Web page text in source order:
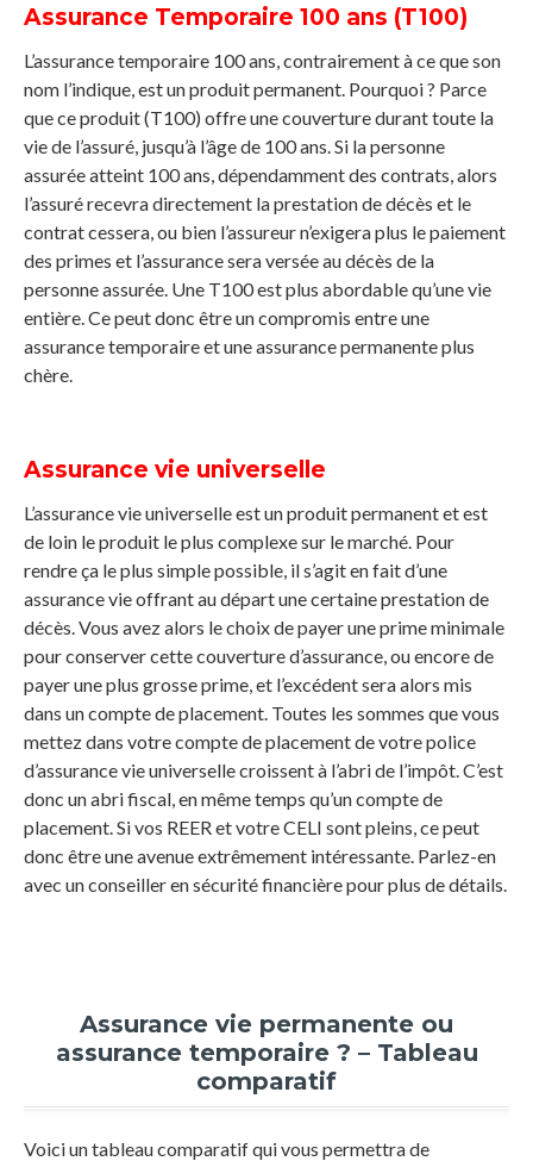
Assurance Temporaire 100 ans (T100)
L’assurance temporaire 100 ans, contrairement à ce que son
nom l’indique, est un produit permanent. Pourquoi ? Parce
que ce produit (T100) offre une couverture durant toute la
vie de l’assuré, jusqu’à l’âge de 100 ans. Si la personne
assurée atteint 100 ans, dépendamment des contrats, alors
l’assuré recevra directement la prestation de décès et le
contrat cessera, ou bien l’assureur n’exigera plus le paiement
des primes et l’assurance sera versée au décès de la
personne assurée. Une T100 est plus abordable qu’une vie
entière. Ce peut donc être un compromis entre une
assurance temporaire et une assurance permanente plus
chère.
Assurance vie universelle
L’assurance vie universelle est un produit permanent et est
de loin le produit le plus complexe sur le marché. Pour
rendre ça le plus simple possible, il s’agit en fait d’une
assurance vie offrant au départ une certaine prestation de
décès. Vous avez alors le choix de payer une prime minimale
pour conserver cette couverture d’assurance, ou encore de
payer une plus grosse prime, et l’excédent sera alors mis
dans un compte de placement. Toutes les sommes que vous
mettez dans votre compte de placement de votre police
d’assurance vie universelle croissent à l’abri de l’impôt. C’est
donc un abri fiscal, en même temps qu’un compte de
placement. Si vos REER et votre CELI sont pleins, ce peut
donc être une avenue extrêmement intéressante. Parlez-en
avec un conseiller en sécurité financière pour plus de détails.
Assurance vie permanente ou
assurance temporaire ? – Tableau
comparatif
Voici un tableau comparatif qui vous permettra de